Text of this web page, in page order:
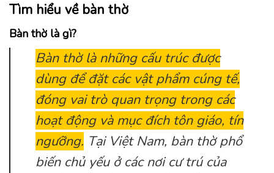
Tìm hiểu về bàn thờ
Bàn thờ là gì?
Bàn thờ là những cấu trúc được
dùng để đặt các vật phẩm cúng tế,
đóng vai trò quan trọng trong các
hoạt động và mục đích tôn giáo, tín
ngưỡng. Tại Việt Nam, bàn thờ phổ
biến chủ yếu ở các nơi cư trú của